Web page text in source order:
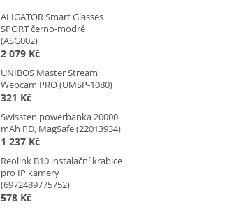
ALIGATOR Smart Glasses
SPORT černo-modré
(ASG002)
2 079 Kč
UNIBOS Master Stream
Webcam PRO (UMSP-1080)
321 Kč
Swissten powerbanka 20000
mAh PD, MagSafe (22013934)
1 237 Kč
Reolink B10 instalační krabice
pro IP kamery
(6972489775752)
578 Kč